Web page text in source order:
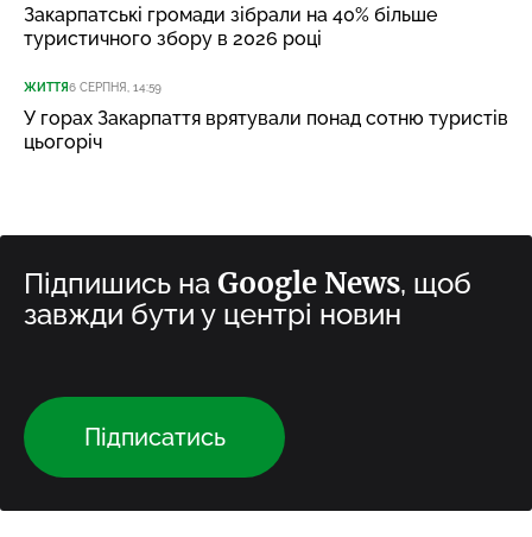
Закарпатські громади зібрали на 40% більше
туристичного збору в 2026 році
ЖИТТЯ6 СЕРПНЯ, 14:59
У горах Закарпаття врятували понад сотню туристів
цьогоріч
Підпишись на Google News, щоб
завжди бути у центрі новин
Підписатись